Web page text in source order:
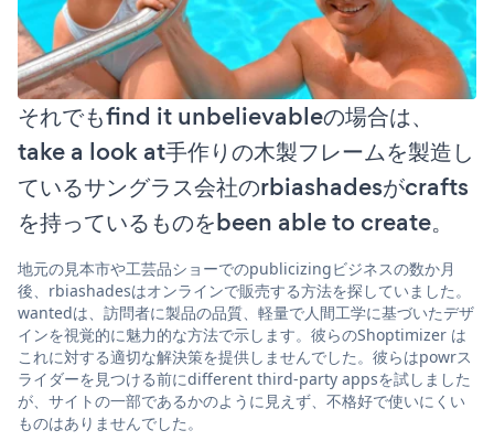
それでもfind it unbelievableの場合は、
take a look at手作りの木製フレームを製造し
ているサングラス会社のrbiashadesがcrafts
を持っているものをbeen able to create。
地元の見本市や工芸品ショーでのpublicizingビジネスの数か月
後、rbiashadesはオンラインで販売する方法を探していました。
wantedは、訪問者に製品の品質、軽量で人間工学に基づいたデザ
インを視覚的に魅力的な方法で示します。彼らのShoptimizer は
これに対する適切な解決策を提供しませんでした。彼らはpowrス
ライダーを見つける前にdifferent third-party appsを試しました
が、サイトの一部であるかのように見えず、不格好で使いにくい
ものはありませんでした。